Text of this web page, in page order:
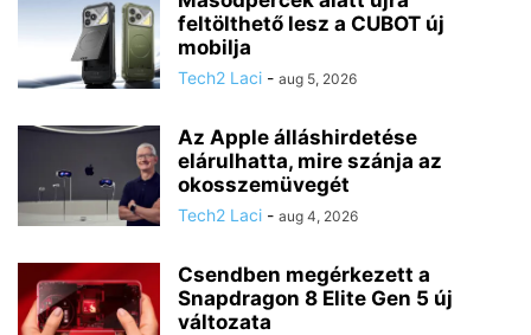
feltölthető lesz a CUBOT új
mobilja
Tech2 Laci - aug 5, 2026
Az Apple álláshirdetése
elárulhatta, mire szánja az
okosszemüvegét
Tech2 Laci - aug 4, 2026
Csendben megérkezett a
Snapdragon 8 Elite Gen 5 új
változata